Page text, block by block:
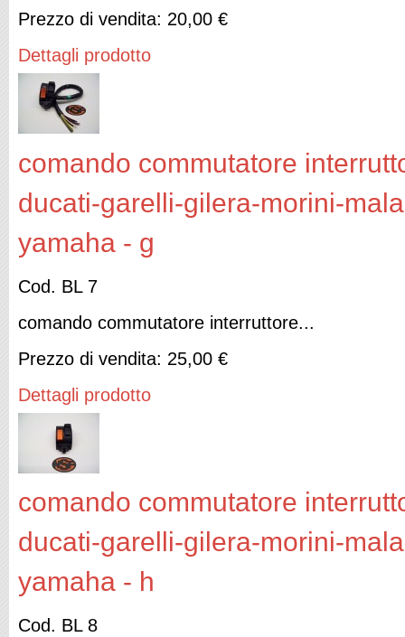
Prezzo di vendita: 20,00 €
Dettagli prodotto
comando commutatore
ducati-garelli-gilera-morini-
yamaha - g
Cod. BL 7
comando commutatore interruttore...
Prezzo di vendita: 25,00 €
Dettagli prodotto
comando commutatore
ducati-garelli-gilera-morini-
yamaha - h
Cod. BL 8